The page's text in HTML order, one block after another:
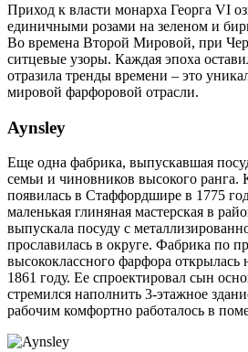
Приход к власти монарха Георга VI
единичными розами на зеленом и
Во времена Второй Мировой, при
ситцевые узоры. Каждая эпоха
отразила тренды времени – это
мировой фарфоровой отрасли.
Aynsley
Еще одна фабрика, выпускавшая
семьи и чиновников высокого ранга.
появилась в Стаффордшире в 1775
маленькая глиняная мастерская в
выпускала посуду с
прославилась в округе. Фабрика по
высококлассного фарфора открылась
1861 году. Ее спроектировал сын
стремился наполнить 3-этажное
рабочим комфортно работалось в